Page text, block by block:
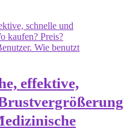
effektive,